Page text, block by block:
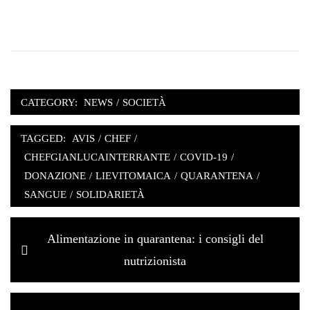
CATEGORY: NEWS / SOCIETÀ
TAGGED: AVIS / CHEF /
CHEFGIANLUCAINTERRANTE / COVID-19 /
DONAZIONE / LIEVITOMAICA / QUARANTENA /
SANGUE / SOLIDARIETÀ
articoli
Previous
Alimentazione in quarantena: i consigli del
nutrizionista